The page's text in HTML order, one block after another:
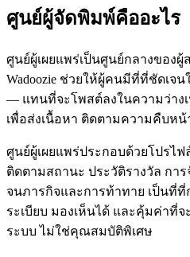
ศูนย์ผู้จัดพิมพ์คืออะไร
ศูนย์ผู้เผยแพร่เป็นศูนย์กลางของผู้
Wadoozie ช่วยให้ผู้คนมีที่ที่ชัดเ
— แทนที่จะโพสต์ลงในความว่างเ
เพื่อส่งเนื้อหา ติดตามความคืบหน้
ศูนย์ผู้เผยแพร่ประกอบด้วยโปรไฟ
ติดตามสถานะ ประวัติรางวัล กา
จนภารกิจและการท้าทาย เป็นที่
ระเบียบ มองเห็นได้ และคุ้มค่าที่
ระบบ ไม่ใช่คุณสมบัติพิเศษ